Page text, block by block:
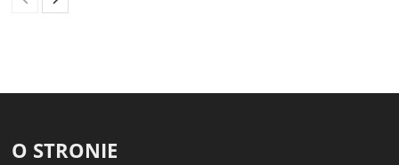
O STRONIE